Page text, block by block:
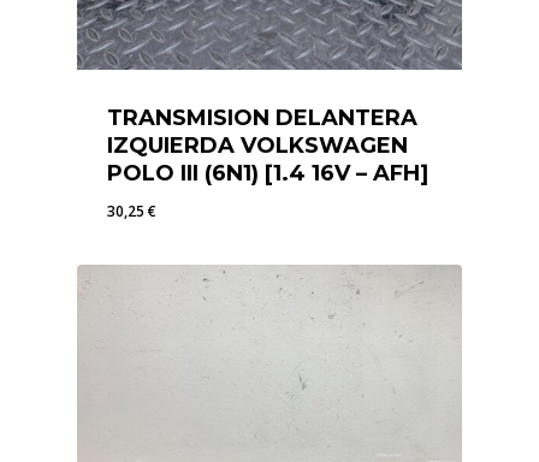
TRANSMISION DELANTERA
IZQUIERDA VOLKSWAGEN
POLO III (6N1) [1.4 16V – AFH]
30,25€